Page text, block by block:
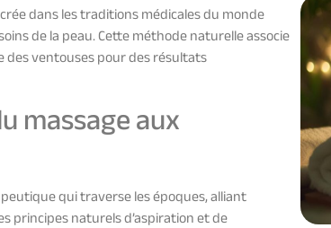
dans les traditions médicales du monde
de la peau. Cette méthode naturelle associe
des ventouses pour des résultats
massage aux
qui traverse les époques, alliant
principes naturels d’aspiration et de